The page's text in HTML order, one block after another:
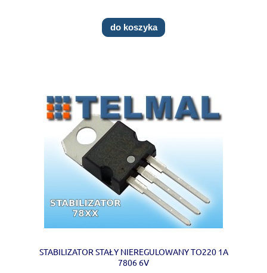
do koszyka
STABILIZATOR STAŁY NIEREGULOWANY TO220 1A
7806 6V